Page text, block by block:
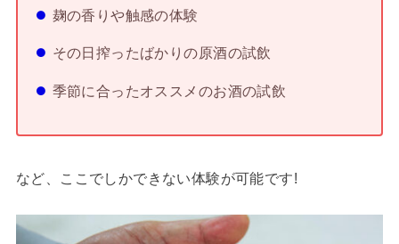
麹の香りや触感の体験
その日搾ったばかりの原酒の試飲
季節に合ったオススメのお酒の試飲
など、ここでしかできない体験が可能です!